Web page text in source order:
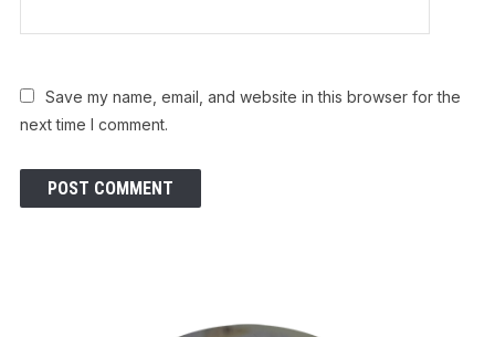
Save my name, email, and website in this browser for the
next time I comment.